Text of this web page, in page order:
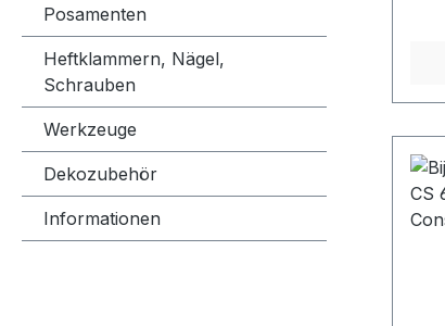
Posamenten
Heftklammern, Nägel,
Schrauben
Werkzeuge
Dekozubehör
Informationen